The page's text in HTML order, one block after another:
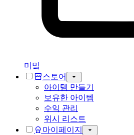
미밐
스토어
아이템 만들기
보유한 아이템
수익 관리
위시 리스트
마이페이지